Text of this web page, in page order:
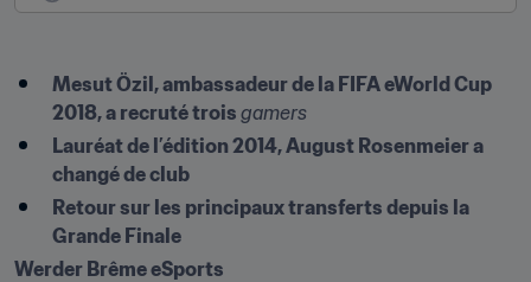
Mesut Özil, ambassadeur de la FIFA eWorld Cup
2018, a recruté trois gamers
Lauréat de l’édition 2014, August Rosenmeier a
changé de club
Retour sur les principaux transferts depuis la
Grande Finale
Werder Brême eSports